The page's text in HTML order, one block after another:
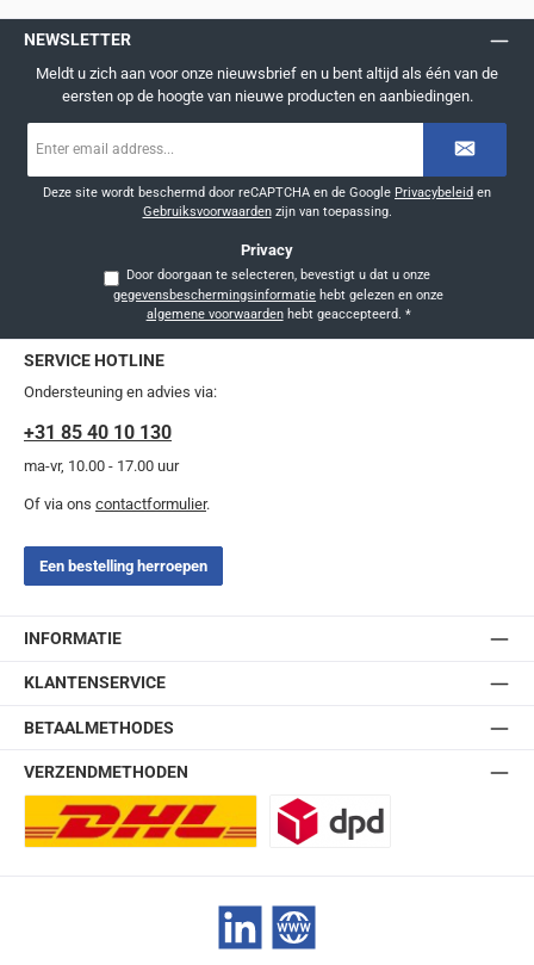
NEWSLETTER
Meldt u zich aan voor onze nieuwsbrief en u bent altijd als één van de
eersten op de hoogte van nieuwe producten en aanbiedingen.
mailadres
Deze site wordt beschermd door reCAPTCHA en de Google Privacybeleid en
Gebruiksvoorwaardenzijn van toepassing.
Privacy
Door doorgaan te selecteren, bevestigt u dat u onze
gegevensbeschermingsinformatie
algemene voorwaardenhebt geaccepteerd. *
SERVICE HOTLINE
Ondersteuning en advies via:
+31 85 40 10 130
ma-vr, 10.00 - 17.00 uur
Of via ons contactformulier.
Een bestelling herroepen
INFORMATIE
KLANTENSERVICE
BETAALMETHODES
VERZENDMETHODEN
LinkedIn Website